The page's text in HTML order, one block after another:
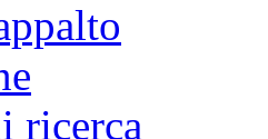
ricerca